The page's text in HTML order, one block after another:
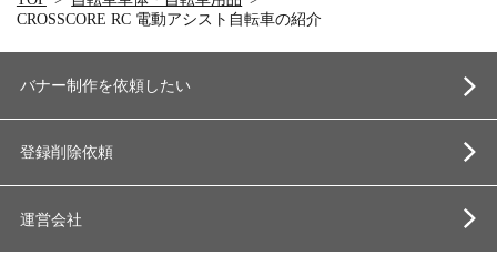
CROSSCORE RC 電動アシスト自転車の紹介
バナー制作を依頼したい
登録削除依頼
運営会社